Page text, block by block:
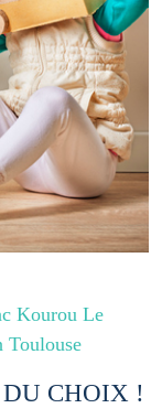
Kourou Le
Toulouse
CHOIX !